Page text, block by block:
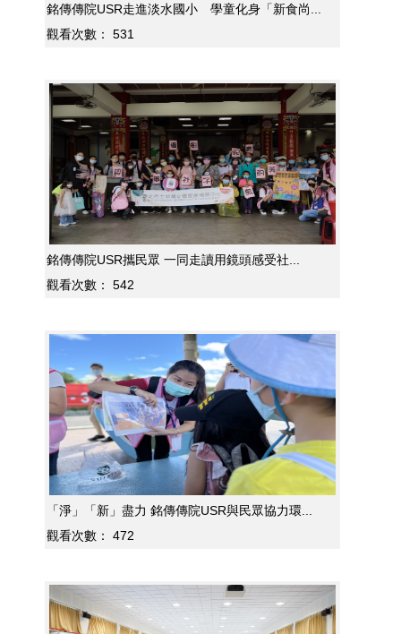
銘傳傳院USR走進淡水國小 學童化身「新食尚...
觀看次數：
531
銘傳傳院USR攜民眾 一同走讀用鏡頭感受社...
觀看次數：
542
「淨」「新」盡力 銘傳傳院USR與民眾協力環...
觀看次數：
472